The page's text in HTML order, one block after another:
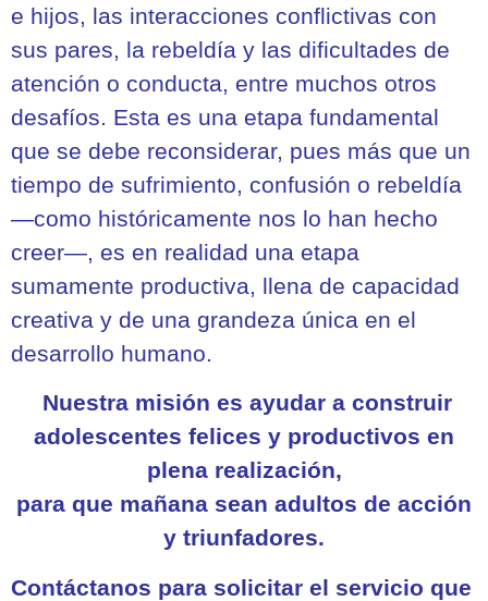
e hijos, las interacciones conflictivas con
sus pares, la rebeldía y las dificultades de
atención o conducta, entre muchos otros
desafíos. Esta es una etapa fundamental
que se debe reconsiderar, pues más que un
tiempo de sufrimiento, confusión o rebeldía
—como históricamente nos lo han hecho
creer—, es en realidad una etapa
sumamente productiva, llena de capacidad
creativa y de una grandeza única en el
desarrollo humano.
Nuestra misión es ayudar a construir
adolescentes felices y productivos en
plena realización,
para que mañana sean adultos de acción
y triunfadores.
Contáctanos para solicitar el servicio que